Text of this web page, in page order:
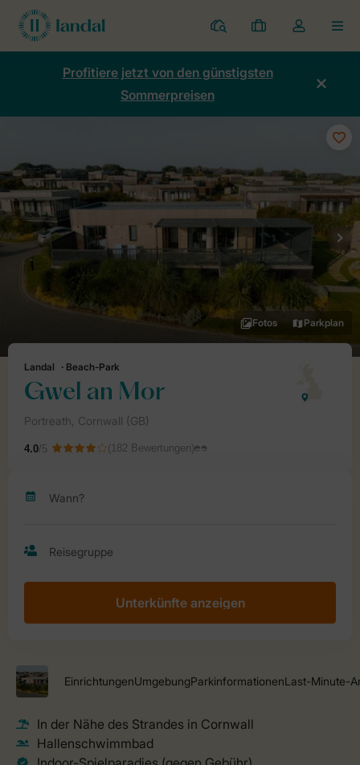
Ferienparks
Meine
Buchungen
Dropdown-
Menü
Kontos
Profitiere jetzt von den günstigsten
Sommerpreisen
Unterkünfte anzeigen